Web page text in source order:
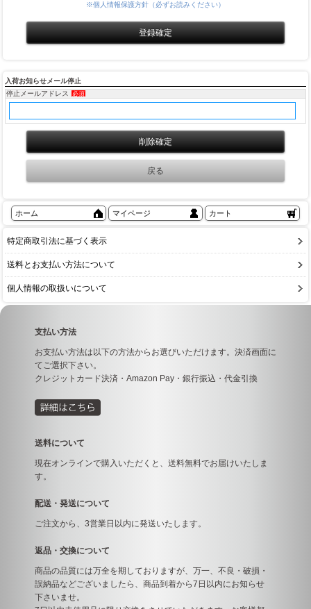
※個人情報保護方針（必ずお読みください）
入荷お知らせメール停止
停止メールアドレス
必須
ホーム マイページ カート
特定商取引法に基づく表示
送料とお支払い方法について
個人情報の取扱いについて
支払い方法
お支払い方法は以下の方法からお選びいただけます。決済画面に
てご選択下さい。
クレジットカード決済・Amazon Pay・銀行振込・代金引換
送料について
現在オンラインで購入いただくと、送料無料でお届けいたしま
す。
配送・発送について
ご注文から、3営業日以内に発送いたします。
返品・交換について
商品の品質には万全を期しておりますが、万一、不良・破損・
誤納品などございましたら、商品到着から7日以内にお知らせ
下さいませ。